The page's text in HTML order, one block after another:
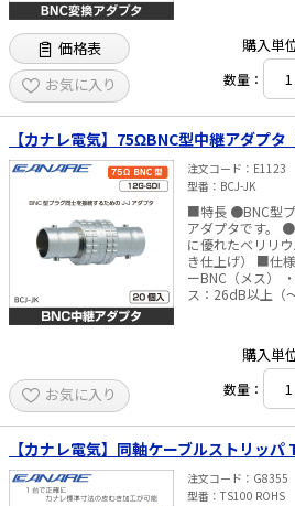
価格表
お気に入り
購入単
数量：
【カナレ電気】75ΩBNC型中継アダプ
注文コード
E1123
型番
BCJ-JK
■特長 ●BNC型
アダプタです。
に優れたベリリ
き仕上げ） ■仕様 ・アダプタ仕様：BNC（メス）
ーBNC（メス）
ス：26dB以上（
お気に入り
購入単
数量：
【カナレ電気】同軸ケーブルストリッパ
注文コード
G8355
型番
TS100 ROHS